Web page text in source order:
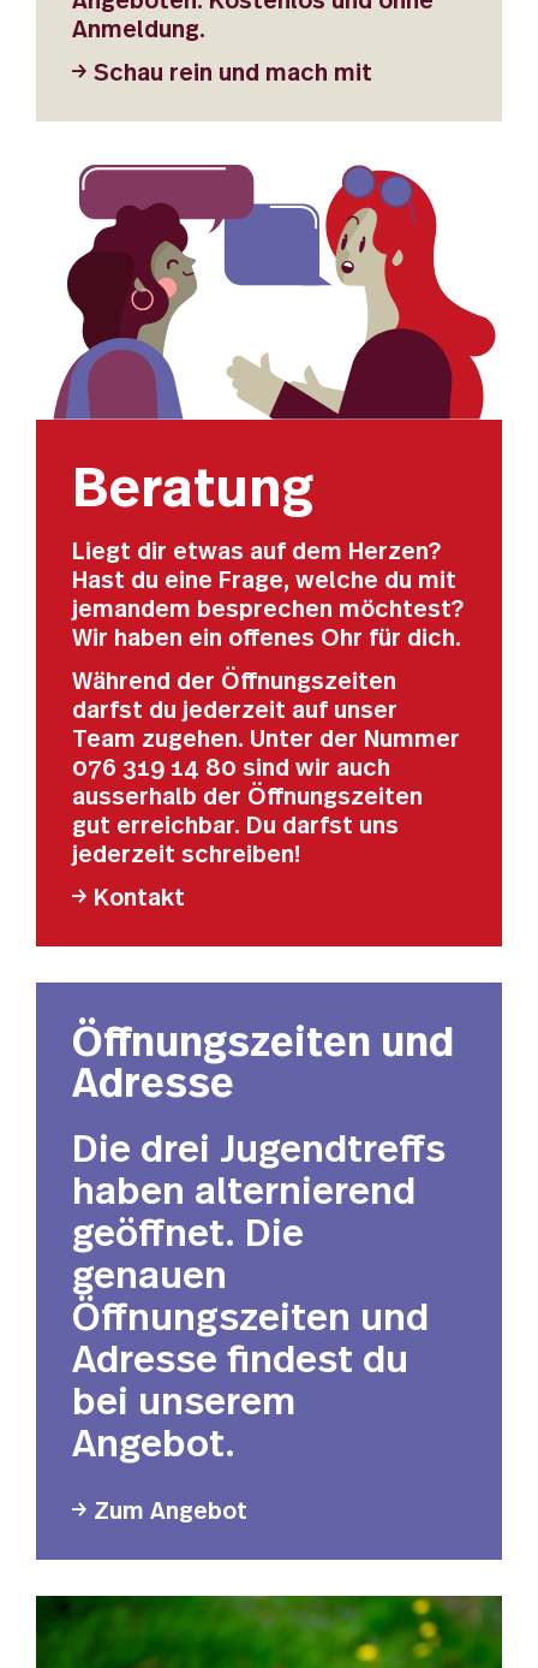
Anmeldung.
Schau rein und mach mit
Beratung
Liegt dir etwas auf dem Herzen?
Hast du eine Frage, welche du mit
jemandem besprechen möchtest?
Wir haben ein offenes Ohr für dich.
Während der Öffnungszeiten
darfst du jederzeit auf unser
Team zugehen. Unter der Nummer
076 319 14 80 sind wir auch
ausserhalb der Öffnungszeiten
gut erreichbar. Du darfst uns
jederzeit schreiben!
Kontakt
Öffnungszeiten und
Adresse
Die drei Jugendtreffs
haben alternierend
geöffnet. Die
genauen
Öffnungszeiten und
Adresse findest du
bei unserem
Angebot.
Zum Angebot